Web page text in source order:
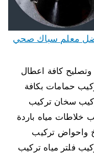
الظهر 55850065 افضل معلم سباك صحي
كافة اعطال
حمامات بكافة
سخان تركيب
خلاطات مياه باردة
واحواض تركيب
فلتر مياه تركيب